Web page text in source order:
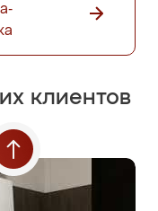
клиентов